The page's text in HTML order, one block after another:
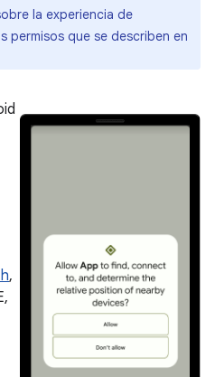
la experiencia de
permisos que se describen en
,